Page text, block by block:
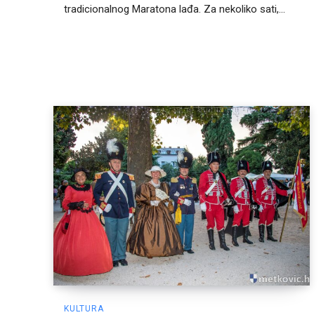
tradicionalnog Maratona lađa. Za nekoliko sati,...
KULTURA